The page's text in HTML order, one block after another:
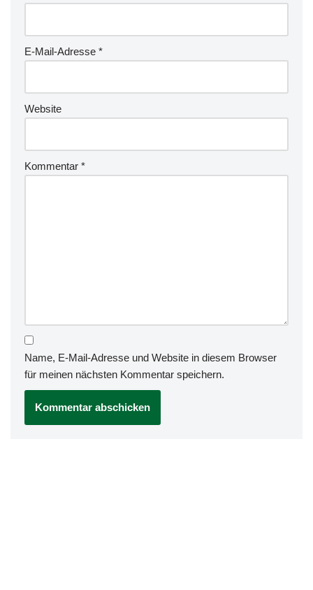
E-Mail-Adresse *
Website
Kommentar *
Name, E-Mail-Adresse und Website in diesem Browser
für meinen nächsten Kommentar speichern.